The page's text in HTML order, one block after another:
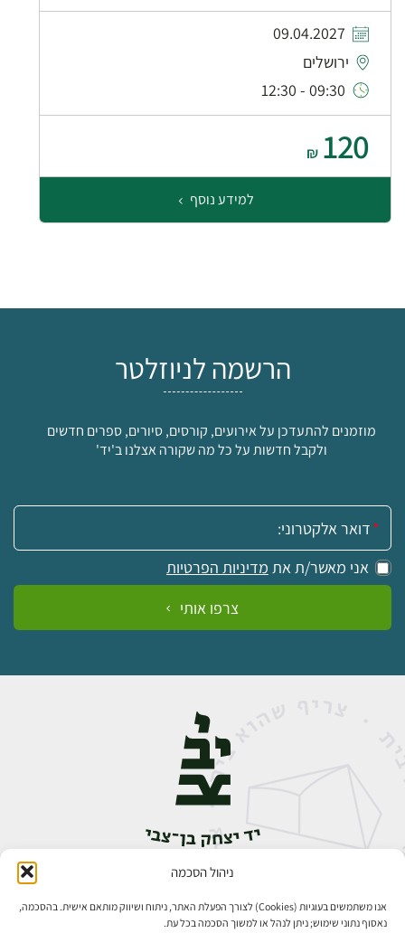
ניהול הסכמה
אנו משתמשים בעוגיות (Cookies) לצורך הפעלת האתר, ניתוח ושיווק מותאם אישית. בהסכמה,
נאסוף נתוני שימוש; ניתן לנהל או למשוך הסכמה בכל עת.
09.04.2027
ירושלים
09:30 - 12:30
120
₪
למידע נוסף
הרשמה לניוזלטר
מוזמנים להתעדכן על אירועים, קורסים, סיורים, ספרים חדשים
ולקבל חדשות על כל מה שקורה אצלנו ב'יד'
אימייל:
אני מאשר/ת את מדיניות הפרטיות
צרפו אותי
אבן גבירול 14, רחביה, ירושלים